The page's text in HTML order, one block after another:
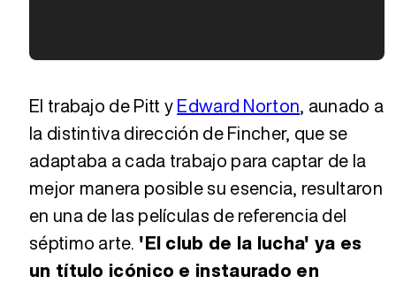
Tráiler Oficial en VOSE 'The Audacity'
Tráiler en español 'Outcome' (2026)
El trabajo de Pitt yEdward Norton, aunado a
la distintiva dirección de Fincher, que se
adaptaba a cada trabajo para captar de la
mejor manera posible su esencia, resultaron
en una de las películas de referencia del
séptimo arte. 'El club de la lucha' ya es
un título icónico e instaurado en